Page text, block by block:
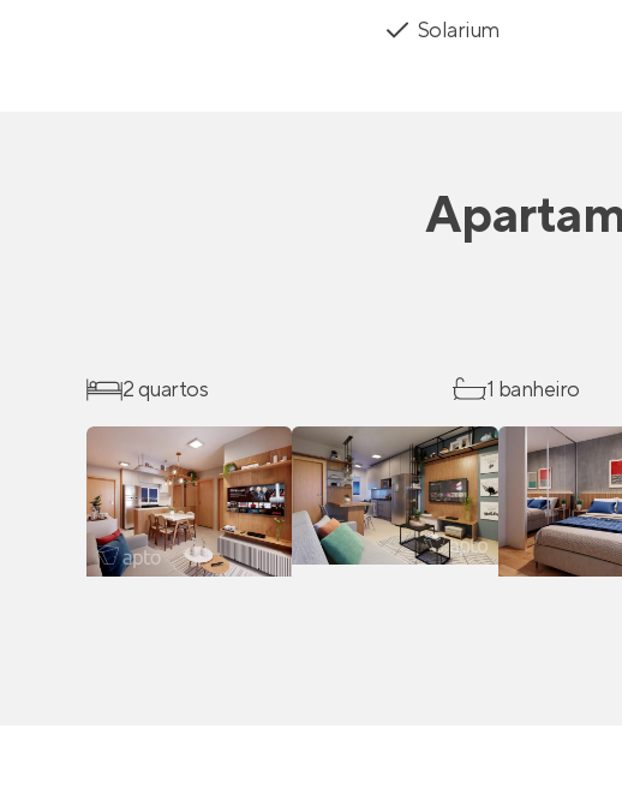
Solarium
2 quartos 1 banheiro